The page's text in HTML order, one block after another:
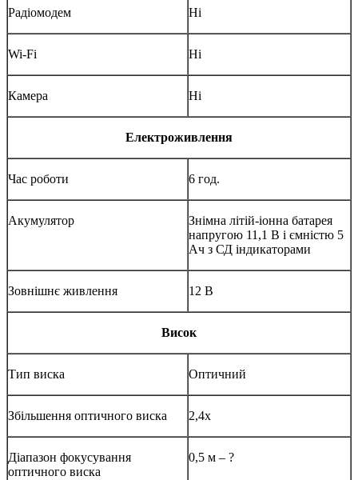
Радіомодем Ні
Wi-Fi Ні
Камера Ні
Електроживлення
Час роботи 6 год.
Акумулятор
Знімна літій-іонна батарея
напругою 11,1 В і ємністю 5
Ач з СД індикаторами
Зовнішнє живлення 12 В
Висок
Тип виска Оптичний
Збільшення оптичного виска 2,4х
Діапазон фокусування
оптичного виска
0,5 м – ?